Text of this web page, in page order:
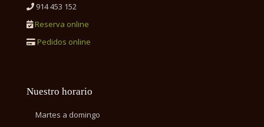
914 453 152
Reserva online
Pedidos online
Nuestro horario
Martes a domingo